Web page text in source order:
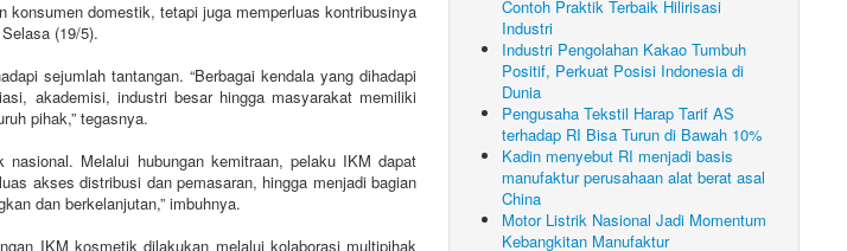
konsumen domestik, tetapi juga memperluas kontribusinya
(19/5).
sejumlah tantangan. “Berbagai kendala yang dihadapi
akademisi, industri besar hingga masyarakat memiliki
pihak,” tegasnya.
Melalui hubungan kemitraan, pelaku IKM dapat
akses distribusi dan pemasaran, hingga menjadi bagian
dan berkelanjutan,” imbuhnya.
IKM kosmetik dilakukan melalui kolaborasi multipihak
Contoh Praktik Terbaik Hilirisasi
Industri
Industri Pengolahan Kakao Tumbuh
Positif, Perkuat Posisi Indonesia di
Dunia
Pengusaha Tekstil Harap Tarif AS
terhadap RI Bisa Turun di Bawah 10%
Kadin menyebut RI menjadi basis
manufaktur perusahaan alat berat asal
China
Motor Listrik Nasional Jadi Momentum
Kebangkitan Manufaktur